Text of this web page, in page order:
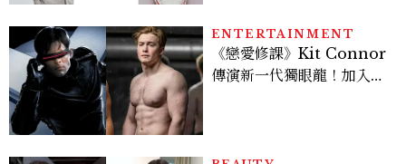
ENTERTAINMENT
《戀愛修課》Kit Connor
傳演新一代獨眼龍！加入新